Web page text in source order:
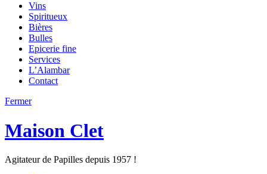
Vins
Spiritueux
Bières
Bulles
Epicerie fine
Services
L’Alambar
Contact
Fermer
Maison Clet
Agitateur de Papilles depuis 1957 !